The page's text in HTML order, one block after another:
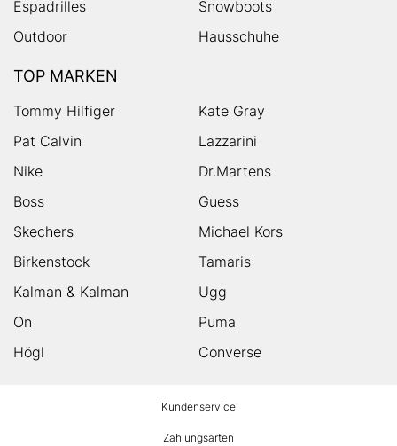
Espadrilles
Snowboots
Outdoor
Hausschuhe
TOP MARKEN
Tommy Hilfiger
Kate Gray
Pat Calvin
Lazzarini
Nike
Dr.Martens
Boss
Guess
Skechers
Michael Kors
Birkenstock
Tamaris
Kalman & Kalman
Ugg
On
Puma
Högl
Converse
Kundenservice
Zahlungsarten